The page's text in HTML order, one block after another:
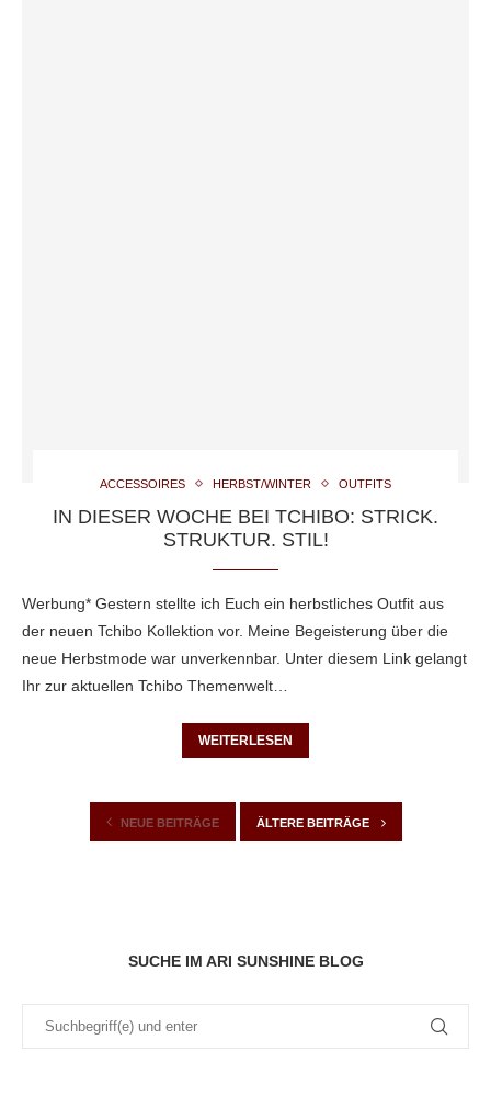
ACCESSOIRES HERBST/WINTER OUTFITS
IN DIESER WOCHE BEI TCHIBO: STRICK.
STRUKTUR. STIL!
Werbung* Gestern stellte ich Euch ein herbstliches Outfit aus
der neuen Tchibo Kollektion vor. Meine Begeisterung über die
neue Herbstmode war unverkennbar. Unter diesem Link gelangt
Ihr zur aktuellen Tchibo Themenwelt…
WEITERLESEN
NEUE BEITRÄGE ÄLTERE BEITRÄGE
SUCHE IM ARI SUNSHINE BLOG